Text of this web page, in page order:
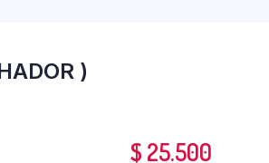
)
$ 25.500